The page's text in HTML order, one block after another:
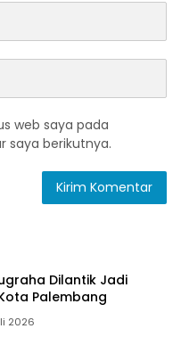
web saya pada
saya berikutnya.
Dilantik Jadi
Palembang
2026